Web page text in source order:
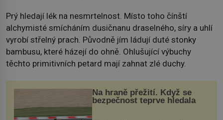
Prý hledají lék na nesmrtelnost. Místo toho čínští
alchymisté smícháním dusičnanu draselného, síry a uhlí
vyrobí střelný prach. Původně jím ládují duté stonky
bambusu, které házejí do ohně. Ohlušující výbuchy
těchto primitivních petard mají zahnat zlé duchy.
Na hraně přežití. Když se
bezpečnost teprve hledala